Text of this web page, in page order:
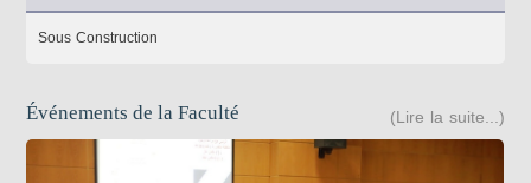
Sous Construction
Événements de la Faculté (Lire la suite...)